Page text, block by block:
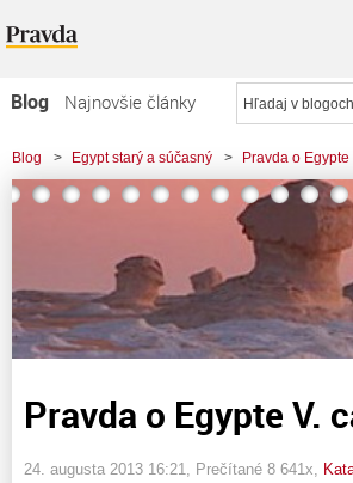
Blog
Najnovšie články
Najčítanejšie články
Najkomentovanejšie články
Komerčné blogy
Blog > Egypt starý a súčasný > Pravda o Egypte
Pravda o Egypte V.
24. augusta 2013 16:21 , Prečítané 8 641x,